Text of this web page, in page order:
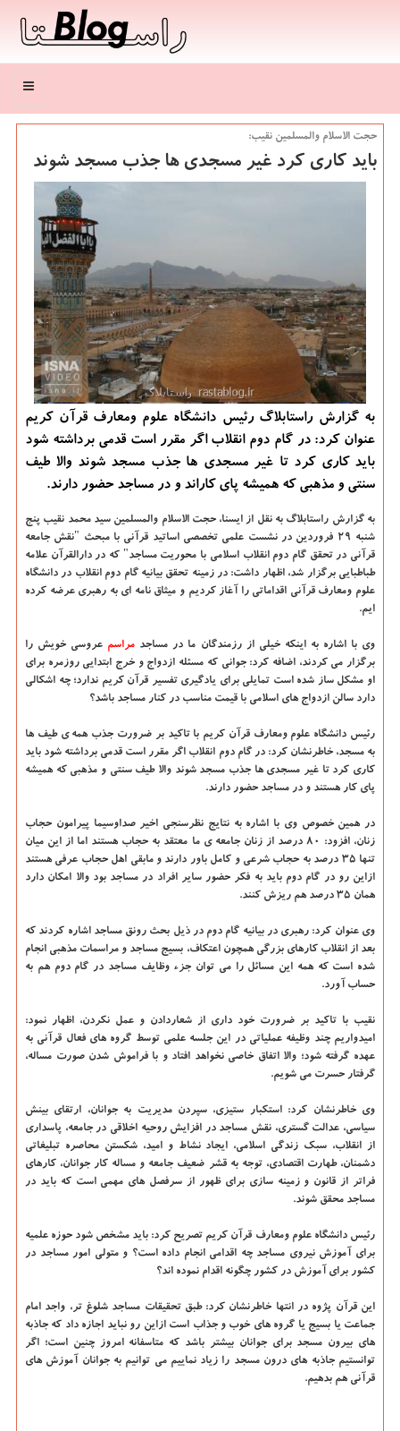
منو
حجت الاسلام والمسلمین نقیب:
باید كاری كرد غیر مسجدی ها جذب مسجد شوند
به گزارش راستابلاگ رئیس دانشگاه علوم ومعارف قرآن كریم
عنوان كرد: در گام دوم انقلاب اگر مقرر است قدمی برداشته شود
باید كاری كرد تا غیر مسجدی ها جذب مسجد شوند والا طیف
سنتی و مذهبی كه همیشه پای كاراند و در مساجد حضور دارند.
به گزارش راستابلاگ به نقل از ایسنا، حجت الاسلام والمسلمین سید محمد نقیب پنج
شنبه ۲۹ فروردین در نشست علمی تخصصی اساتید قرآنی با مبحث "نقش جامعه
قرآنی در تحقق گام دوم انقلاب اسلامی با محوریت مساجد" كه در دارالقرآن علامه
طباطبایی برگزار شد، اظهار داشت: در زمینه تحقق بیانیه گام دوم انقلاب در دانشگاه
علوم ومعارف قرآنی اقداماتی را آغاز كردیم و میثاق نامه ای به رهبری عرضه كرده
ایم.
وی با اشاره به اینكه خیلی از رزمندگان ما در مساجد مراسم عروسی خویش را
برگزار می كردند، اضافه كرد: جوانی كه مسئله ازدواج و خرج ابتدایی روزمره برای
او مشكل ساز شده است تمایلی برای یادگیری تفسیر قرآن كریم ندارد؛ چه اشكالی
دارد سالن ازدواج های اسلامی با قیمت مناسب در كنار مساجد باشد؟
رئیس دانشگاه علوم ومعارف قرآن كریم با تاكید بر ضرورت جذب همه ی طیف ها
به مسجد، خاطرنشان كرد: در گام دوم انقلاب اگر مقرر است قدمی برداشته شود باید
كاری كرد تا غیر مسجدی ها جذب مسجد شوند والا طیف سنتی و مذهبی كه همیشه
پای كار هستند و در مساجد حضور دارند.
در همین خصوص وی با اشاره به نتایج نظرسنجی اخیر صداوسیما پیرامون حجاب
زنان، افزود: ۸۰ درصد از زنان جامعه ی ما معتقد به حجاب هستند اما از این میان
تنها ۳۵ درصد به حجاب شرعی و كامل باور دارند و مابقی اهل حجاب عرفی هستند
ازاین رو در گام دوم باید به فكر حضور سایر افراد در مساجد بود والا امكان دارد
همان ۳۵ درصد هم ریزش كنند.
وی عنوان كرد: رهبری در بیانیه گام دوم در ذیل بحث رونق مساجد اشاره كردند كه
بعد از انقلاب كارهای بزرگی همچون اعتكاف، بسیج مساجد و مراسمات مذهبی انجام
شده است كه همه این مسائل را می توان جزء وظایف مساجد در گام دوم هم به
حساب آورد.
نقیب با تاكید بر ضرورت خود داری از شعاردادن و عمل نكردن، اظهار نمود:
امیدواریم چند وظیفه عملیاتی در این جلسه علمی توسط گروه های فعال قرآنی به
عهده گرفته شود؛ والا اتفاق خاصی نخواهد افتاد و با فراموش شدن صورت مساله،
گرفتار حسرت می شویم.
وی خاطرنشان كرد: استكبار ستیزی، سپردن مدیریت به جوانان، ارتقای بینش
سیاسی، عدالت گستری، نقش مساجد در افزایش روحیه اخلاقی در جامعه، پاسداری
از انقلاب، سبك زندگی اسلامی، ایجاد نشاط و امید، شكستن محاصره تبلیغاتی
دشمنان، طهارت اقتصادی، توجه به قشر ضعیف جامعه و مساله كار جوانان، كارهای
فراتر از قانون و زمینه سازی برای ظهور از سرفصل های مهمی است كه باید در
مساجد محقق شوند.
رئیس دانشگاه علوم ومعارف قرآن كریم تصریح كرد: باید مشخص شود حوزه علمیه
برای آموزش نیروی مساجد چه اقدامی انجام داده است؟ و متولی امور مساجد در
كشور برای آموزش در كشور چگونه اقدام نموده اند؟
این قرآن پژوه در انتها خاطرنشان كرد: طبق تحقیقات مساجد شلوغ تر، واجد امام
جماعت یا بسیج یا گروه های خوب و جذاب است ازاین رو نباید اجازه داد كه جاذبه
های بیرون مسجد برای جوانان بیشتر باشد كه متاسفانه امروز چنین است؛ اگر
توانستیم جاذبه های درون مسجد را زیاد نماییم می توانیم به جوانان آموزش های
قرآنی هم بدهیم.